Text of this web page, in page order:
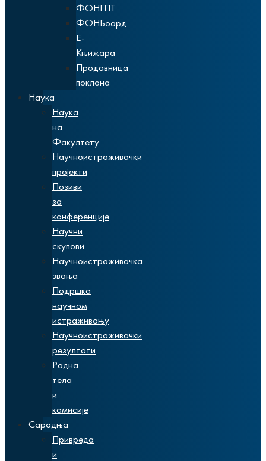
ФОНГПТ
ФОНБоард
Е-
Књижара
Продавница
поклона
Наука
Наука
на
Факултету
Научноистраживачки
пројекти
Позиви
за
конференције
Научни
скупови
Научноистраживачка
звања
Подршка
научном
истраживању
Научноистраживачки
резултати
Радна
тела
и
комисије
Сарадња
Привреда
и